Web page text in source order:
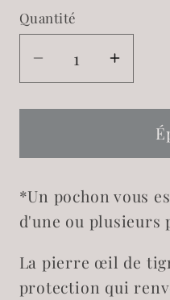
Quantité
Réduire
la
quantité
Oeil
tigre
la
Oeil
tigre
*Un pochon vous
d'une ou plusieurs
La pierre œil de
protection qui